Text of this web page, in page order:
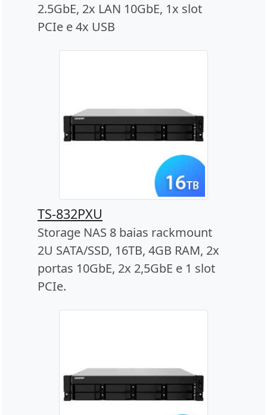
2.5GbE, 2x LAN 10GbE, 1x slot
PCIe e 4x USB
TS-832PXU
Storage NAS 8 baias rackmount
2U SATA/SSD, 16TB, 4GB RAM, 2x
portas 10GbE, 2x 2,5GbE e 1 slot
PCIe.